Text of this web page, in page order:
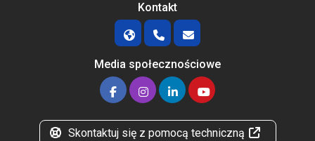
Kontakt
Media społecznościowe
Skontaktuj się z pomocą techniczną